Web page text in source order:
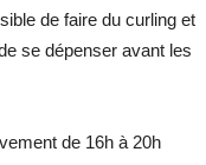
de faire du curling et
se dépenser avant les
de 16h à 20h